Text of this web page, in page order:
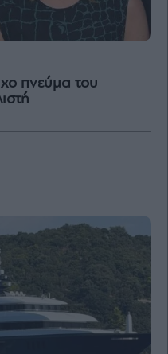
πνεύμα του